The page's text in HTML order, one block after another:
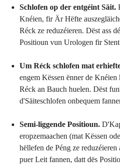
Schlofen op der entgéint Säit.
Knéien, fir Är Hëfte
Réck ze reduzéieren. Dëst ass
Positioun vun Urologen fir
Um Réck schlofen mat
engem Këssen ënner de
Réck an Bauch huelen. Dëst
d'Säiteschlofen onbequem
Semi-liggende Positioun.
eropzemaachen (mat Këssen
hëllefen de Péng ze
puer Leit fannen, datt dës